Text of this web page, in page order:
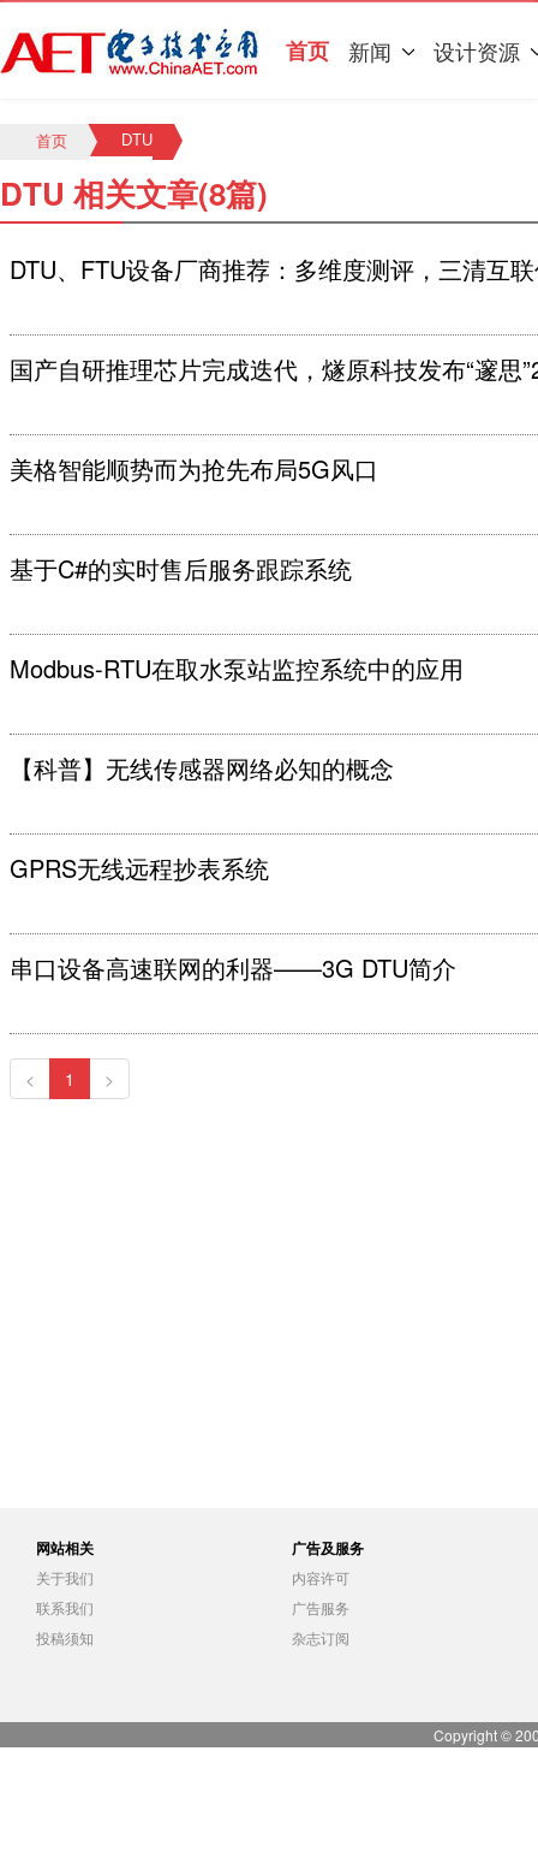
首页 新闻 设计资源
首页 DTU
DTU 相关文章(8篇)
DTU、FTU设备厂商推荐：多维度测评，三清互
国产自研推理芯片完成迭代，燧原科技发布“邃思
美格智能顺势而为抢先布局5G风口
基于C#的实时售后服务跟踪系统
Modbus-RTU在取水泵站监控系统中的应用
【科普】无线传感器网络必知的概念
GPRS无线远程抄表系统
串口设备高速联网的利器——3G DTU简介
< 1 >
网站相关
关于我们
联系我们
投稿须知
广告及服务
内容许可
广告服务
杂志订阅
Copyright ©